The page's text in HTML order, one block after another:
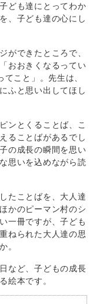
ども達にとってわか
、子ども達の心にし
ができたところで、
おおきくなるってい
こと」。先生は、
ふと思い出してほし
ンとくることば、こ
ることばがあるでし
の成長の瞬間を思い
思いを込めながら読
たことばを、大人達
かのピーマン村のシ
一冊ですが、子ども
ねられた大人達の思
。
など、子どもの成長
絵本です。